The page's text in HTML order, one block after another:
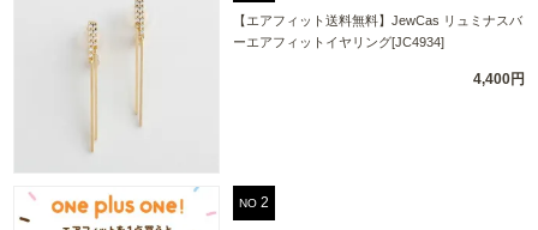
【エアフィット送料無料】JewCas リュミナスバ
ーエアフィットイヤリング[JC4934]
4,400円
NO